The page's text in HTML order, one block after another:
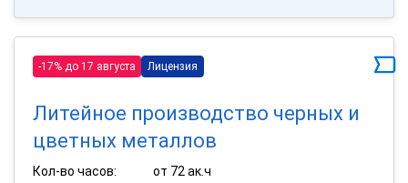
-17% до 17 августа Лицензия
Литейное производство черных и
цветных металлов
Кол-во часов:
от 72 ак.ч